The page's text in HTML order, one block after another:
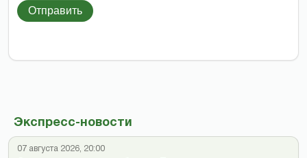
Экспресс-новости
07 августа 2026, 20:00
Отправить